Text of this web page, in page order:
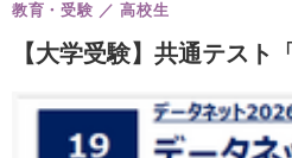
【大学受験】共通テス
教育・受験 高校生